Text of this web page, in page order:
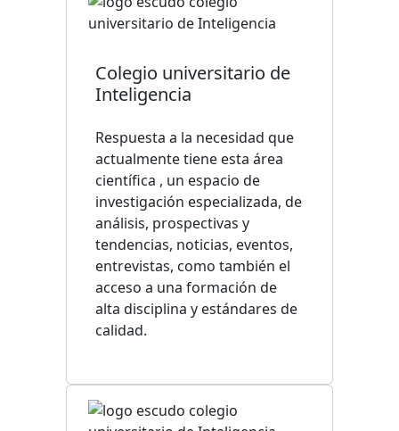
Colegio universitario de
Inteligencia
Respuesta a la necesidad que
actualmente tiene esta área
científica , un espacio de
investigación especializada, de
análisis, prospectivas y
tendencias, noticias, eventos,
entrevistas, como también el
acceso a una formación de
alta disciplina y estándares de
calidad.